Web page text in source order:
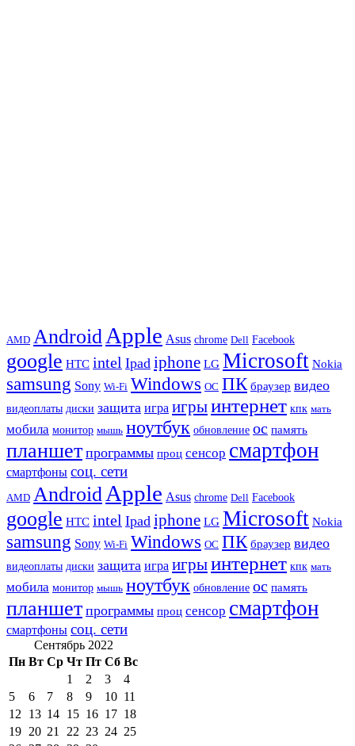
AMD Android Apple Asus chrome Dell Facebook
google HTC intel Ipad iphone LG Microsoft Nokia
samsung Sony Wi-Fi Windows ОС ПК браузер видео
видеоплаты диски защита игра игрыинтернет кпк мать
мобила монитор мышь ноутбук обновление ос память
планшет программы проц сенсор смартфон
смартфоны соц. сети
AMD Android Apple Asus chrome Dell Facebook
google HTC intel Ipad iphone LG Microsoft Nokia
samsung Sony Wi-Fi Windows ОС ПК браузер видео
видеоплаты диски защита игра игрыинтернет кпк мать
мобила монитор мышь ноутбук обновление ос память
планшет программы проц сенсор смартфон
смартфоны соц. сети
Сентябрь 2022
Пн Вт Ср Чт Пт Сб Вс
1
2 3
4
5
6 7 8 9 10 11
12
13 14 15 16 17 18
19 20 21 22 23 24 25